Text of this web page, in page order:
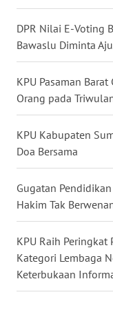
DPR Nilai E-Voting
Bawaslu Diminta
KPU Pasaman
Orang pada
KPU Kabupaten
Doa Bersama
Gugatan
Hakim Tak
KPU Raih
Kategori Lembaga
Keterbukaan
WN
KALBAR
WN
KALTENG
WN
KALTARA
KALSEL
KALTIM
WN